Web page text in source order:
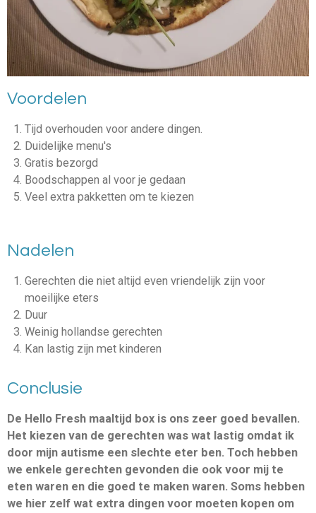
Voordelen
Tijd overhouden voor andere dingen.
Duidelijke menu's
Gratis bezorgd
Boodschappen al voor je gedaan
Veel extra pakketten om te kiezen
Nadelen
Gerechten die niet altijd even vriendelijk zijn voor
moeilijke eters
Duur
Weinig hollandse gerechten
Kan lastig zijn met kinderen
Conclusie
De Hello Fresh maaltijd box is ons zeer goed bevallen.
Het kiezen van de gerechten was wat lastig omdat ik
door mijn autisme een slechte eter ben. Toch hebben
we enkele gerechten gevonden die ook voor mij te
eten waren en die goed te maken waren. Soms hebben
we hier zelf wat extra dingen voor moeten kopen om